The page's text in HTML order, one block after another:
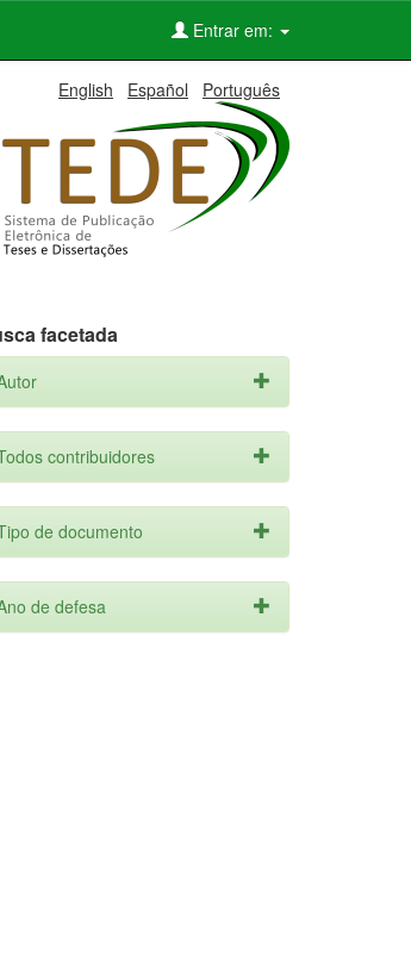
Entrar em:
English Español Português
facetada
contribuidores
de documento
de defesa